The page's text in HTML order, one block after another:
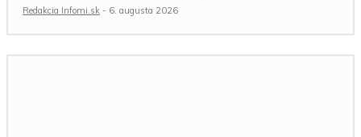
Redakcia Infomi.sk - 6. augusta 2026